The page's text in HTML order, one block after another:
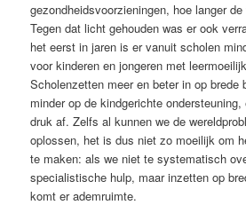
gezondheidsvoorzieningen, hoe langer
Tegen dat licht gehouden was er ook
het eerst in jaren is er vanuit scholen
voor kinderen en jongeren met
Scholenzetten meer en beter in op brede
minder op de kindgerichte
druk af. Zelfs al kunnen we de
oplossen, het is dus niet zo moeilijk om
te maken: als we niet te systematisch
specialistische hulp, maar inzetten op
komt er ademruimte.